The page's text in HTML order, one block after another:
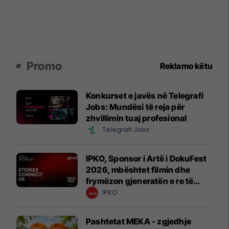
Promo Reklamo këtu
Konkurset e javës në Telegrafi
Jobs: Mundësi të reja për
zhvillimin tuaj profesional
Telegrafi Jobs
IPKO, Sponsor i Artë i DokuFest
2026, mbështet filmin dhe
frymëzon gjeneratën e re të
krijuesve
IPKO
Pashtetat MEKA - zgjedhje